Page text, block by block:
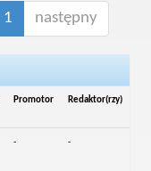
1 następny
Promotor Redaktor(rzy)
- -